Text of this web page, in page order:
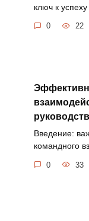
ключ к успеху
0 22
Введение:
командного
0 33